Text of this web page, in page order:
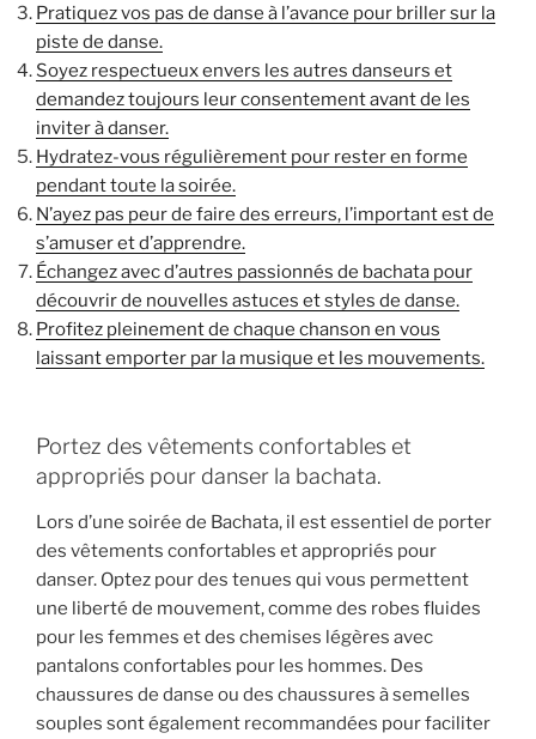
Pratiquez vos pas de danse à l’avance pour briller sur la
piste de danse.
Soyez respectueux envers les autres danseurs et
demandez toujours leur consentement avant de les
inviter à danser.
Hydratez-vous régulièrement pour rester en forme
pendant toute la soirée.
N’ayez pas peur de faire des erreurs, l’important est de
s’amuser et d’apprendre.
Échangez avec d’autres passionnés de bachata pour
découvrir de nouvelles astuces et styles de danse.
Profitez pleinement de chaque chanson en vous
laissant emporter par la musique et les mouvements.
Portez des vêtements confortables et
appropriés pour danser la bachata.
Lors d’une soirée de Bachata, il est essentiel de porter
des vêtements confortables et appropriés pour
danser. Optez pour des tenues qui vous permettent
une liberté de mouvement, comme des robes fluides
pour les femmes et des chemises légères avec
pantalons confortables pour les hommes. Des
chaussures de danse ou des chaussures à semelles
souples sont également recommandées pour faciliter